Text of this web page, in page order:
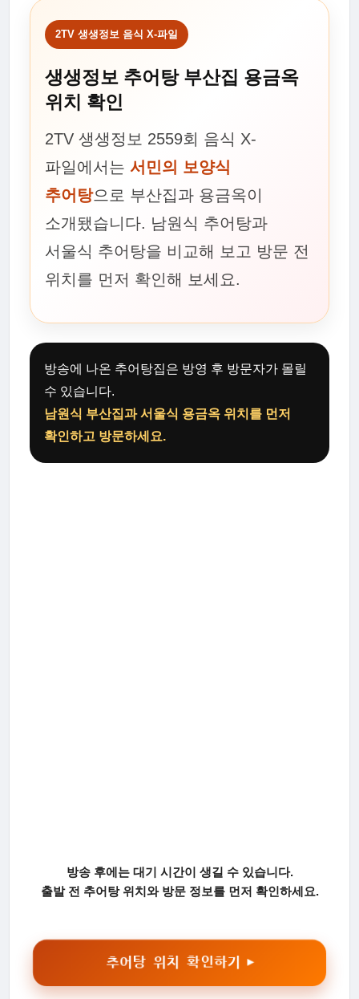
2TV 생생정보 음식 X-파일
생생정보 추어탕 부산집 용금옥
위치 확인
2TV 생생정보 2559회 음식 X-
파일에서는 서민의 보양식
추어탕으로 부산집과 용금옥이
소개됐습니다. 남원식 추어탕과
서울식 추어탕을 비교해 보고 방문 전
위치를 먼저 확인해 보세요.
방송에 나온 추어탕집은 방영 후 방문자가 몰릴
수 있습니다.
남원식 부산집과 서울식 용금옥 위치를 먼저
확인하고 방문하세요.
방송 후에는 대기 시간이 생길 수 있습니다.
출발 전 추어탕 위치와 방문 정보를 먼저 확인하세요.
추어탕 위치 확인하기 ▶